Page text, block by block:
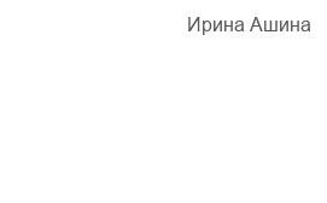
Ирина Ашина